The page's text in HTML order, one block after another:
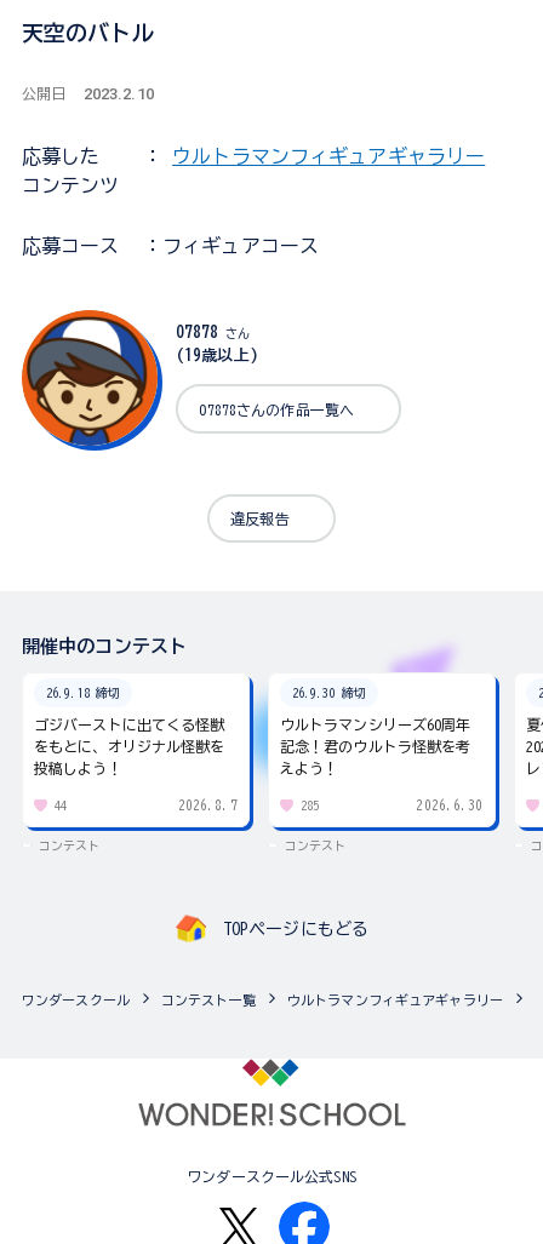
天空のバトル
公開日 2023.2.10
応募した
コンテンツ
： ウルトラマンフィギュアギャラリー
応募コース ：フィギュアコース
07878 さん
(19歳以上)
07878さんの作品一覧へ
違反報告
開催中のコンテスト
26.9.18 締切
ゴジバーストに出てくる怪獣
をもとに、オリジナル怪獣を
投稿しよう！
44 2026.8.7
コンテスト
26.9.30 締切
ウルトラマンシリーズ60周年
記念！君のウルトラ怪獣を考
えよう！
285 2026.6.30
コンテスト
TOPページにもどる
ワンダースクール コンテスト一覧 ウルトラマンフィギュアギャラリー
ワンダースクール公式SNS